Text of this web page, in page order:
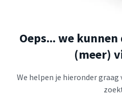
Oeps... we
(meer)
We helpen je hieronder